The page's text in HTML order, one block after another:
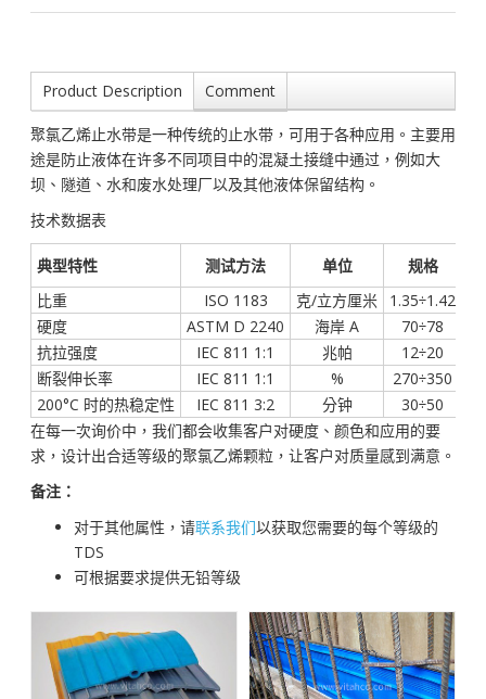
Product Description Comment
聚氯乙烯止水带是一种传统的止水带，可用于各种应用。主要用
途是防止液体在许多不同项目中的混凝土接缝中通过，例如大
坝、隧道、水和废水处理厂以及其他液体保留结构。
技术数据表
典型特性 测试方法 单位
规格
比重
ISO 1183 克/立方厘米
1.35÷1.42
硬度
ASTM D 2240 海岸 A
70÷78
抗拉强度
IEC 811 1:1 兆帕
12÷20
断裂伸长率
IEC 811 1:1 %
270÷350
200°C 时的热稳定性
IEC 811 3:2 分钟
30÷50
在每一次询价中，我们都会收集客户对硬度、颜色和应用的要
求，设计出合适等级的聚氯乙烯颗粒，让客户对质量感到满意。
备注：
对于其他属性，请联系我们以获取您需要的每个等级的
TDS
可根据要求提供无铅等级